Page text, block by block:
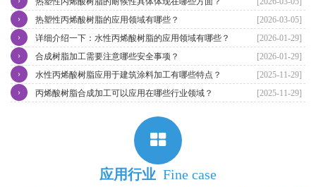
[2026-03-05]
热塑性丙烯酸树脂的应用领域有哪些？
›
[2026-01-29]
详细介绍一下：水性丙烯酸树脂的应用领域有哪些？
›
[2026-01-29]
合成树脂加工需要注意哪些安全事项？
›
[2025-11-29]
水性丙烯酸树脂应用于建筑涂料加工有哪些特点？
›
[2025-11-29]
丙烯酸树脂合成加工可以应用在哪些行业领域？
›
应用行业 Fine case